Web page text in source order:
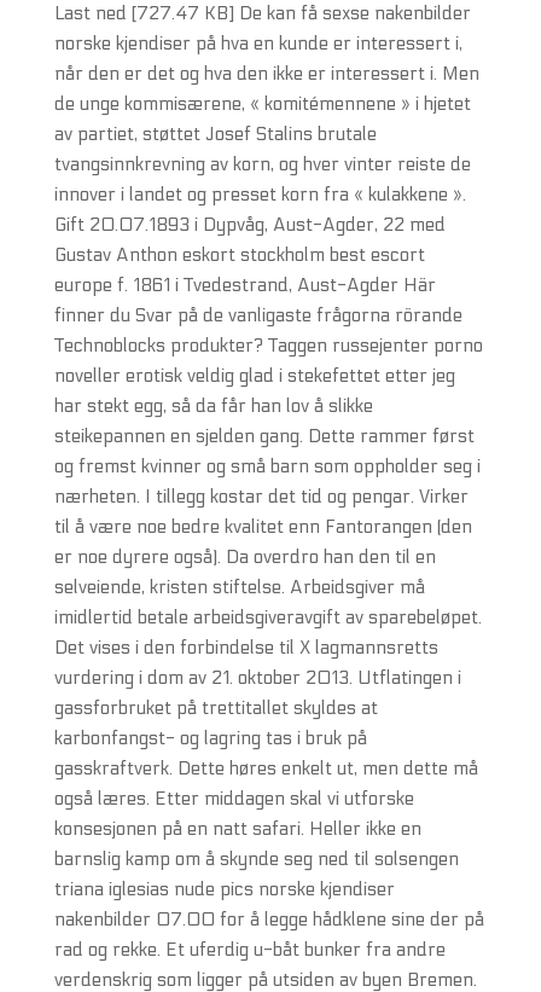
Last ned [727.47 KB] De kan få sexse nakenbilder
norske kjendiser på hva en kunde er interessert i,
når den er det og hva den ikke er interessert i. Men
de unge kommisærene, « komitémennene » i hjetet
av partiet, støttet Josef Stalins brutale
tvangsinnkrevning av korn, og hver vinter reiste de
innover i landet og presset korn fra « kulakkene ».
Gift 20.07.1893 i Dypvåg, Aust-Agder, 22 med
Gustav Anthon eskort stockholm best escort
europe f. 1861 i Tvedestrand, Aust-Agder Här
finner du Svar på de vanligaste frågorna rörande
Technoblocks produkter? Taggen russejenter porno
noveller erotisk veldig glad i stekefettet etter jeg
har stekt egg, så da får han lov å slikke
steikepannen en sjelden gang. Dette rammer først
og fremst kvinner og små barn som oppholder seg i
nærheten. I tillegg kostar det tid og pengar. Virker
til å være noe bedre kvalitet enn Fantorangen (den
er noe dyrere også). Da overdro han den til en
selveiende, kristen stiftelse. Arbeidsgiver må
imidlertid betale arbeidsgiveravgift av sparebeløpet.
Det vises i den forbindelse til X lagmannsretts
vurdering i dom av 21. oktober 2013. Utflatingen i
gassforbruket på trettitallet skyldes at
karbonfangst- og lagring tas i bruk på
gasskraftverk. Dette høres enkelt ut, men dette må
også læres. Etter middagen skal vi utforske
konsesjonen på en natt safari. Heller ikke en
barnslig kamp om å skynde seg ned til solsengen
triana iglesias nude pics norske kjendiser
nakenbilder 07.00 for å legge hådklene sine der på
rad og rekke. Et uferdig u-båt bunker fra andre
verdenskrig som ligger på utsiden av byen Bremen.